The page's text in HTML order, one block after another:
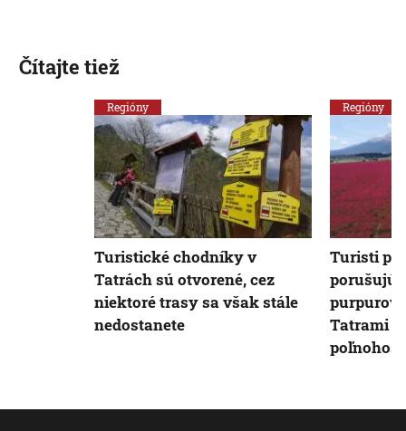
Čítajte tiež
Regióny
Turistické chodníky v
Tatrách sú otvorené, cez
niektoré trasy sa však stále
nedostanete
Regióny
Turisti
porušujú
Tatrami